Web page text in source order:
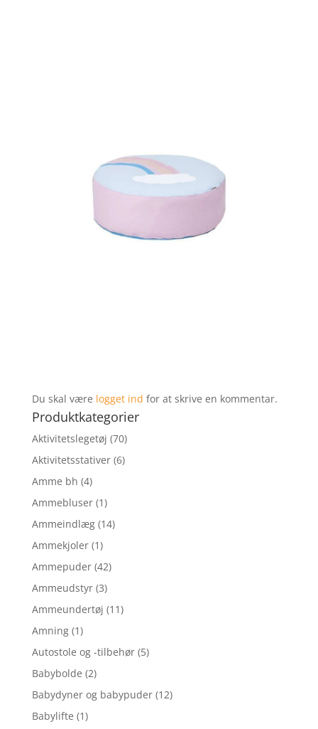
Du skal være logget ind for at skrive en kommentar.
Produktkategorier
Aktivitetslegetøj (70)
Aktivitetsstativer (6)
Amme bh (4)
Ammebluser (1)
Ammeindlæg (14)
Ammekjoler (1)
Ammepuder (42)
Ammeudstyr (3)
Ammeundertøj (11)
Amning (1)
Autostole og -tilbehør (5)
Babybolde (2)
Babydyner og babypuder (12)
Babylifte (1)